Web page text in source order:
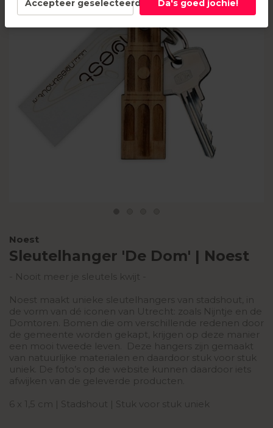
Noest
Sleutelhanger 'De Dom' | Noest
- Nooit meer je sleutels kwijt -
Noest maakt unieke sleutelhangers van stadshout, in
de vorm van dé iconen van Utrecht: zoals Nijntje en de
Domtoren. Bomen die om verschillende redenen door
de gemeente worden gekapt, krijgen op deze manier
een mooi tweede leven. Deze hangers zijn gemaakt
van natuurlijke materialen en daardoor stuk voor stuk
uniek. De foto’s op de website kunnen daardoor iets
afwijken van de geleverde producten.
6 x 1,5 cm | Stadshout | Stuk voor stuk uniek
Accepteer geselecteerd Da's goed jochie!